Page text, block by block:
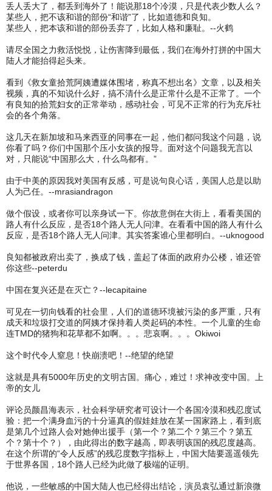
丢人丢大了，都丢到海外了！能说那18个冷漠，只是代表少数人么？
某些人，把不该和谐的部份“和谐”了，比如道德和良知。
某些人，把本该和谐的部份丢弃了，比如人格和廉耻。--火鹤
请尽全国之力救活悦悦，让伤害降到最低，我们在海外打拼的中国大
陆人才能抬得起头来。
看到《救女童拾荒阿姨遭媒体围堵，称真不想出名》文章，以及相关
视频，真的不知说什么好，搞不清什么是正常什么是不正常了。一个
有良知的拾荒妇女的正常举动，感动社会，可见不正常的行为充斥社
会的各个角落。
这几天在新加坡和马来西亚的同事在一起，他们都问我这个问题，说
你看了吗？你们中国那个压小女孩的报导。面对这个问题我无言以
对，只能说“中国那么大，什么鸟都有。”
由于中美的原因我对美国有反感，可是说句良心话，美国人总是以助
人为己任。--mrasiandragon
做个假设，或者你可以亲身试一下。你故意倒在大街上，看看美国的
路人有什么反应，是否18个路人无人问津。在看看中国的路人有什么
反应，是否18个路人无人问津。其实答案谁心里都明白。--uknogood
良知都被政府出卖了，换成了钱，盖起了体面的政府办公楼，谁还管
你这些--peterdu
中国在复兴还是在灭亡？--lecapitaine
可见在一切向钱看的社会里，人们的道德环境被污染的多严重，只有
成天和垃圾打交道的阿姨才保持着人类起码的本性。一个儿童的生命
连TMD的猪狗和花草都不如啊。。。悲哀啊。。。Okiwoi
这个时代令人窒息！快崩溃吧！--绝望的绝望
这就是具有5000年历史的文明古国。痛心，难过！求神改变中国。上
帝的女儿
评论员颜昌海表示，社会科学研究者可设计一个各国冷漠和残忍度试
验：把一个满身血污的十分逼真的假娃娃放在某一国家路上，看到底
是第几个过路人会对她伸出援手（第一个？第二个？第三个？第五
个？第十个？），由此得出的数字越高，即表明该国的残忍度越高。
在这个所谓的“令人反感”的残忍度数字指标上，中国大陆要遥遥领先
于世界各国，18个路人已经为此做了极端的证明。
他说，一些敏感的中国大陆人也已经得出结论，演员袁弘通过新浪微